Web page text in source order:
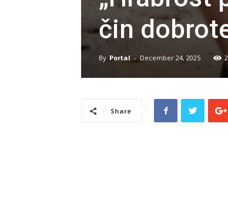
čin
By Portal - December 24, 2025
Share